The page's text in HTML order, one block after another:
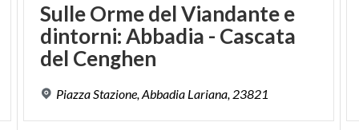
Sulle Orme del Viandante e
dintorni: Abbadia - Cascata
del Cenghen
PiazzaStazione,Abbadia Lariana, 23821